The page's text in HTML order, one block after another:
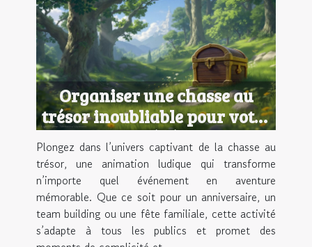
Organiser une chasse au
trésor inoubliable pour votre
prochain événement
Plongez dans l’univers captivant de la chasse au
trésor, une animation ludique qui transforme
n’importe quel événement en aventure
mémorable. Que ce soit pour un anniversaire, un
team building ou une fête familiale, cette activité
s’adapte à tous les publics et promet des